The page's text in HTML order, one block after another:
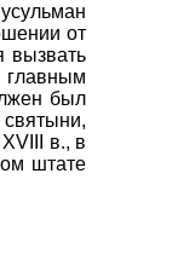
от
вызвать
главным
был
святыни,
в., в
штате